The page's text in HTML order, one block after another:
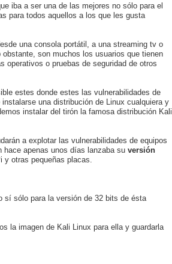
iba a ser una de las mejores no sólo para el
para todos aquellos a los que les gusta
una consola portátil, a una streaming tv o
son muchos los usuarios que tienen
operativos o pruebas de seguridad de otros
estes donde estes las vulnerabilidades de
una distribución de Linux cualquiera y
instalar del tirón la famosa distribución Kali
a explotar las vulnerabilidades de equipos
apenas unos días lanzaba su versión
otras pequeñas placas.
sí sólo para la versión de 32 bits de ésta
la imagen de Kali Linux para ella y guardarla